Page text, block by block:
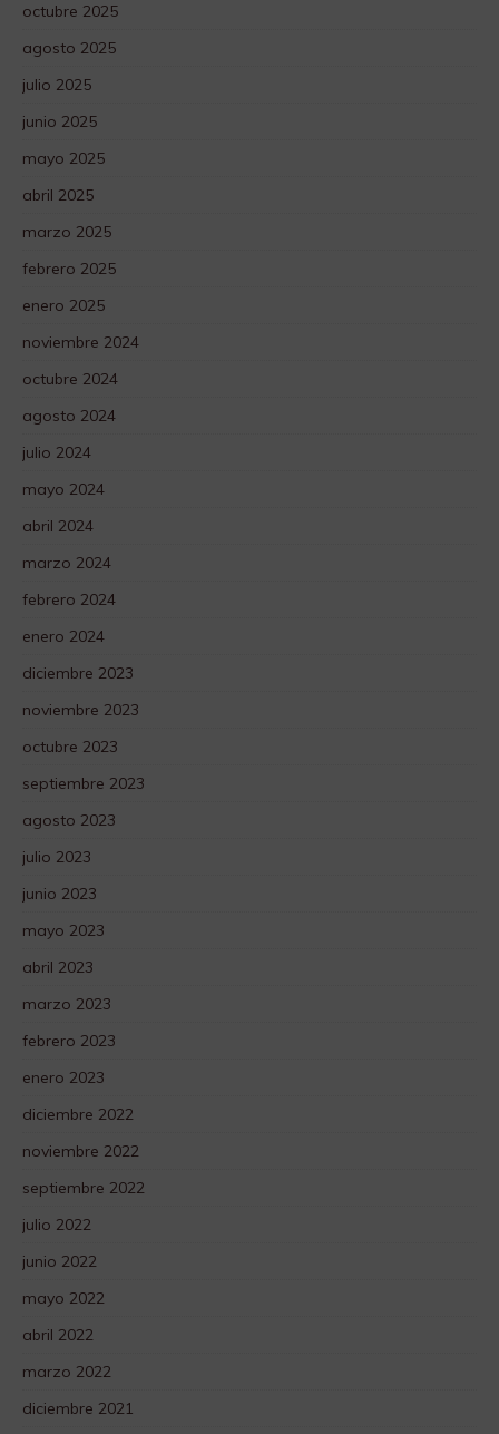
octubre 2025
agosto 2025
julio 2025
junio 2025
mayo 2025
abril 2025
marzo 2025
febrero 2025
enero 2025
noviembre 2024
octubre 2024
agosto 2024
julio 2024
mayo 2024
abril 2024
marzo 2024
febrero 2024
enero 2024
diciembre 2023
noviembre 2023
octubre 2023
septiembre 2023
agosto 2023
julio 2023
junio 2023
mayo 2023
abril 2023
marzo 2023
febrero 2023
enero 2023
diciembre 2022
noviembre 2022
septiembre 2022
julio 2022
junio 2022
mayo 2022
abril 2022
marzo 2022
diciembre 2021